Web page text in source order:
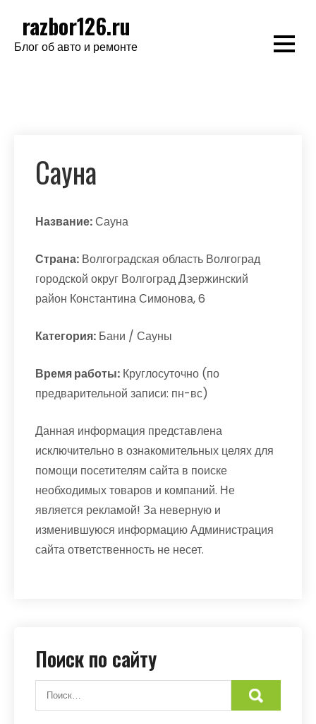
содержимому
razbor126.ru
Блог об авто и ремонте
Сауна
Название:Сауна
Страна: Волгоградская область Волгоград
городской округ Волгоград Дзержинский
район Константина Симонова, 6
Категория: Бани / Сауны
Время работы: Круглосуточно (по
предварительной записи: пн-вс)
Данная информация представлена
исключительно в ознакомительных целях для
помощи посетителям сайта в поиске
необходимых товаров и компаний. Не
является рекламой! За неверную и
изменившуюся информацию Администрация
сайта ответственность не несет.
Поиск по сайту